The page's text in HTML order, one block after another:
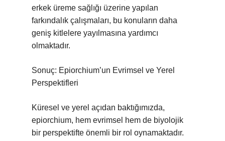
erkek üreme sağlığı üzerine yapılan
farkındalık çalışmaları, bu konuların daha
geniş kitlelere yayılmasına yardımcı
olmaktadır.
Sonuç: Epiorchium’un Evrimsel ve Yerel
Perspektifleri
Küresel ve yerel açıdan baktığımızda,
epiorchium, hem evrimsel hem de biyolojik
bir perspektifte önemli bir rol oynamaktadır.